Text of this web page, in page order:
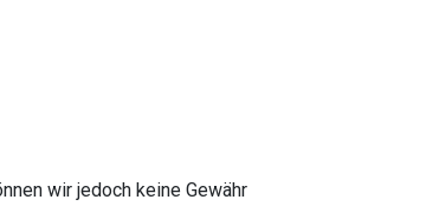
wir jedoch keine Gewähr